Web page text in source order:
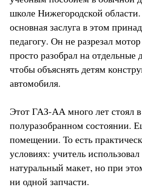
школе Нижегородской
основная заслуга в этом
педагогу. Он не разрезал
просто разобрал на отдельные
чтобы объяснять детям
автомобиля.
Этот ГАЗ-АА много лет стоял в
полуразобранном состоянии.
помещении. То есть
условиях: учитель
натуральный макет, но при
ни одной запчасти.